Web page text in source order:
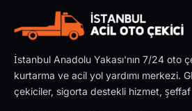
İstanbul Anadolu Yakası'nın 7/24 oto
kurtarma ve acil yol yardımı merkezi.
çekiciler, sigorta destekli hizmet,